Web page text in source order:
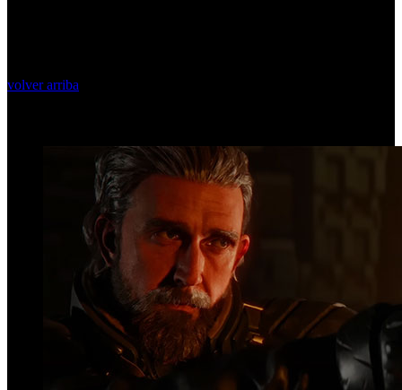
volver arriba